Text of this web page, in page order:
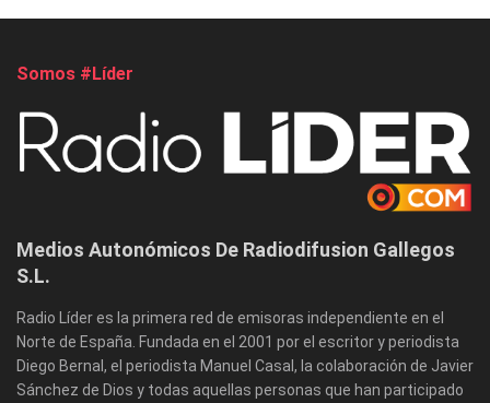
Somos #Líder
Medios Autonómicos De Radiodifusion Gallegos
S.L.
Radio Líder es la primera red de emisoras independiente en el
Norte de España. Fundada en el 2001 por el escritor y periodista
Diego Bernal, el periodista Manuel Casal, la colaboración de Javier
Sánchez de Dios y todas aquellas personas que han participado